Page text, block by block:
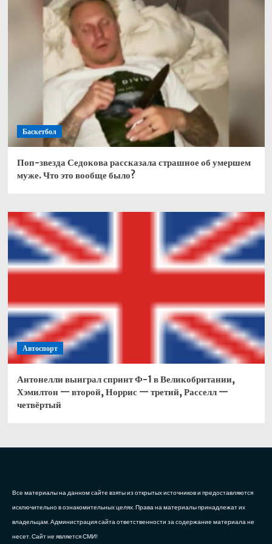
Баскетбол
Поп-звезда Седокова рассказала страшное об умершем
муже. Что это вообще было?
Автоспорт
Антонелли выиграл спринт Ф-1 в Великобритании,
Хэмилтон — второй, Норрис — третий, Расселл —
четвёртый
Все материалы на данном сайте взяты из открытых источников и предоставляются
исключительно в ознакомительных целях. Права на материалы принадлежат их
владельцам. Администрация сайта ответственности за содержание материала не
несет. Сайт не является СМИ!